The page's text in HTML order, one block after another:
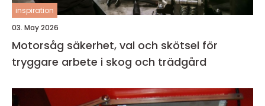
inspiration
03. May 2026
Motorsåg säkerhet, val och skötsel för
tryggare arbete i skog och trädgård